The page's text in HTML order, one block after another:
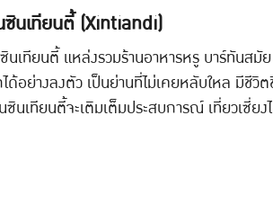
ซินเทียนตี้ (Xintiandi)
นเทียนตี้ แหล่งรวมร้านอาหารหรู บาร์ทันส
ด้อย่างลงตัว เป็นย่านที่ไม่เคยหลับใหล มีชีวิ
ซินเทียนตี้จะเติมเต็มประสบการณ์ เที่ยวเซี่ย